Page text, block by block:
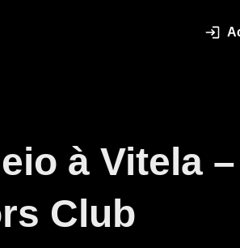
à Vitela
Club